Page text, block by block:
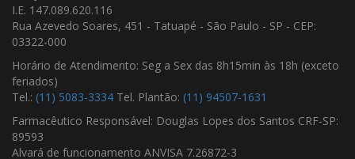
I.E. 147.089.620.116
Rua Azevedo Soares, 451 - Tatuapé - São Paulo - SP - CEP:
03322-000
Horário de Atendimento: Seg a Sex das 8h15min às 18h (exceto
feriados)
Tel.: (11) 5083-3334 Tel. Plantão: (11) 94507-1631
Farmacêutico Responsável: Douglas Lopes dos Santos CRF-SP:
89593
Alvará de funcionamento ANVISA 7.26872-3